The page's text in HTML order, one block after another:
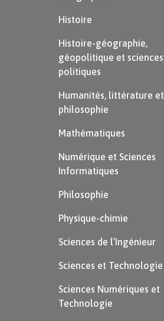
Histoire
Histoire-géographie,
géopolitique et sciences
politiques
Humanités, littérature et
philosophie
Mathématiques
Numérique et Sciences
Informatiques
Philosophie
Physique-chimie
Sciences de l’Ingénieur
Sciences et Technologie
Sciences Numériques et
Technologie